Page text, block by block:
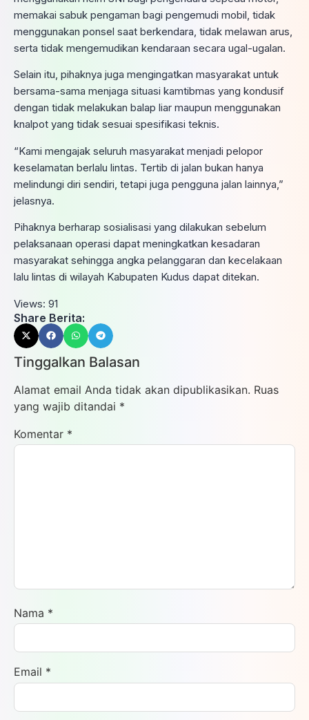
memakai sabuk pengaman bagi pengemudi mobil, tidak
menggunakan ponsel saat berkendara, tidak melawan arus,
serta tidak mengemudikan kendaraan secara ugal-ugalan.
Selain itu, pihaknya juga mengingatkan masyarakat untuk
bersama-sama menjaga situasi kamtibmas yang kondusif
dengan tidak melakukan balap liar maupun menggunakan
knalpot yang tidak sesuai spesifikasi teknis.
“Kami mengajak seluruh masyarakat menjadi pelopor
keselamatan berlalu lintas. Tertib di jalan bukan hanya
melindungi diri sendiri, tetapi juga pengguna jalan lainnya,”
jelasnya.
Pihaknya berharap sosialisasi yang dilakukan sebelum
pelaksanaan operasi dapat meningkatkan kesadaran
masyarakat sehingga angka pelanggaran dan kecelakaan
lalu lintas di wilayah Kabupaten Kudus dapat ditekan.
Views: 91
Share Berita:
Tinggalkan Balasan
Alamat email Anda tidak akan dipublikasikan. Ruas
yang wajib ditandai *
Komentar *
Nama *
Email *